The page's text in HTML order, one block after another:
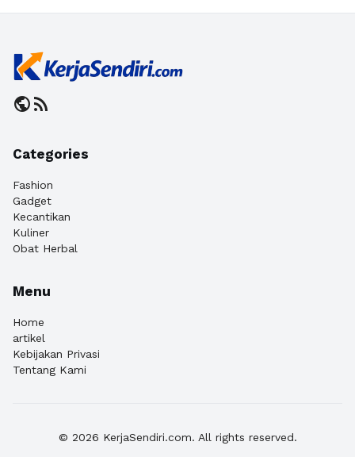
publicrss_feed
Categories
Fashion
Gadget
Kecantikan
Kuliner
Obat Herbal
Menu
Home
artikel
Kebijakan Privasi
Tentang Kami
© 2026 KerjaSendiri.com. All rights reserved.